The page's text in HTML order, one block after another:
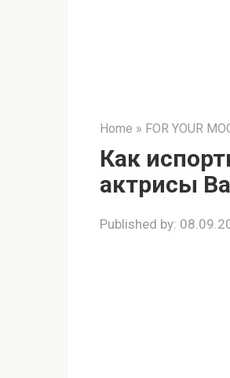
Home » FOR YOUR
Как
актрисы
Published by: